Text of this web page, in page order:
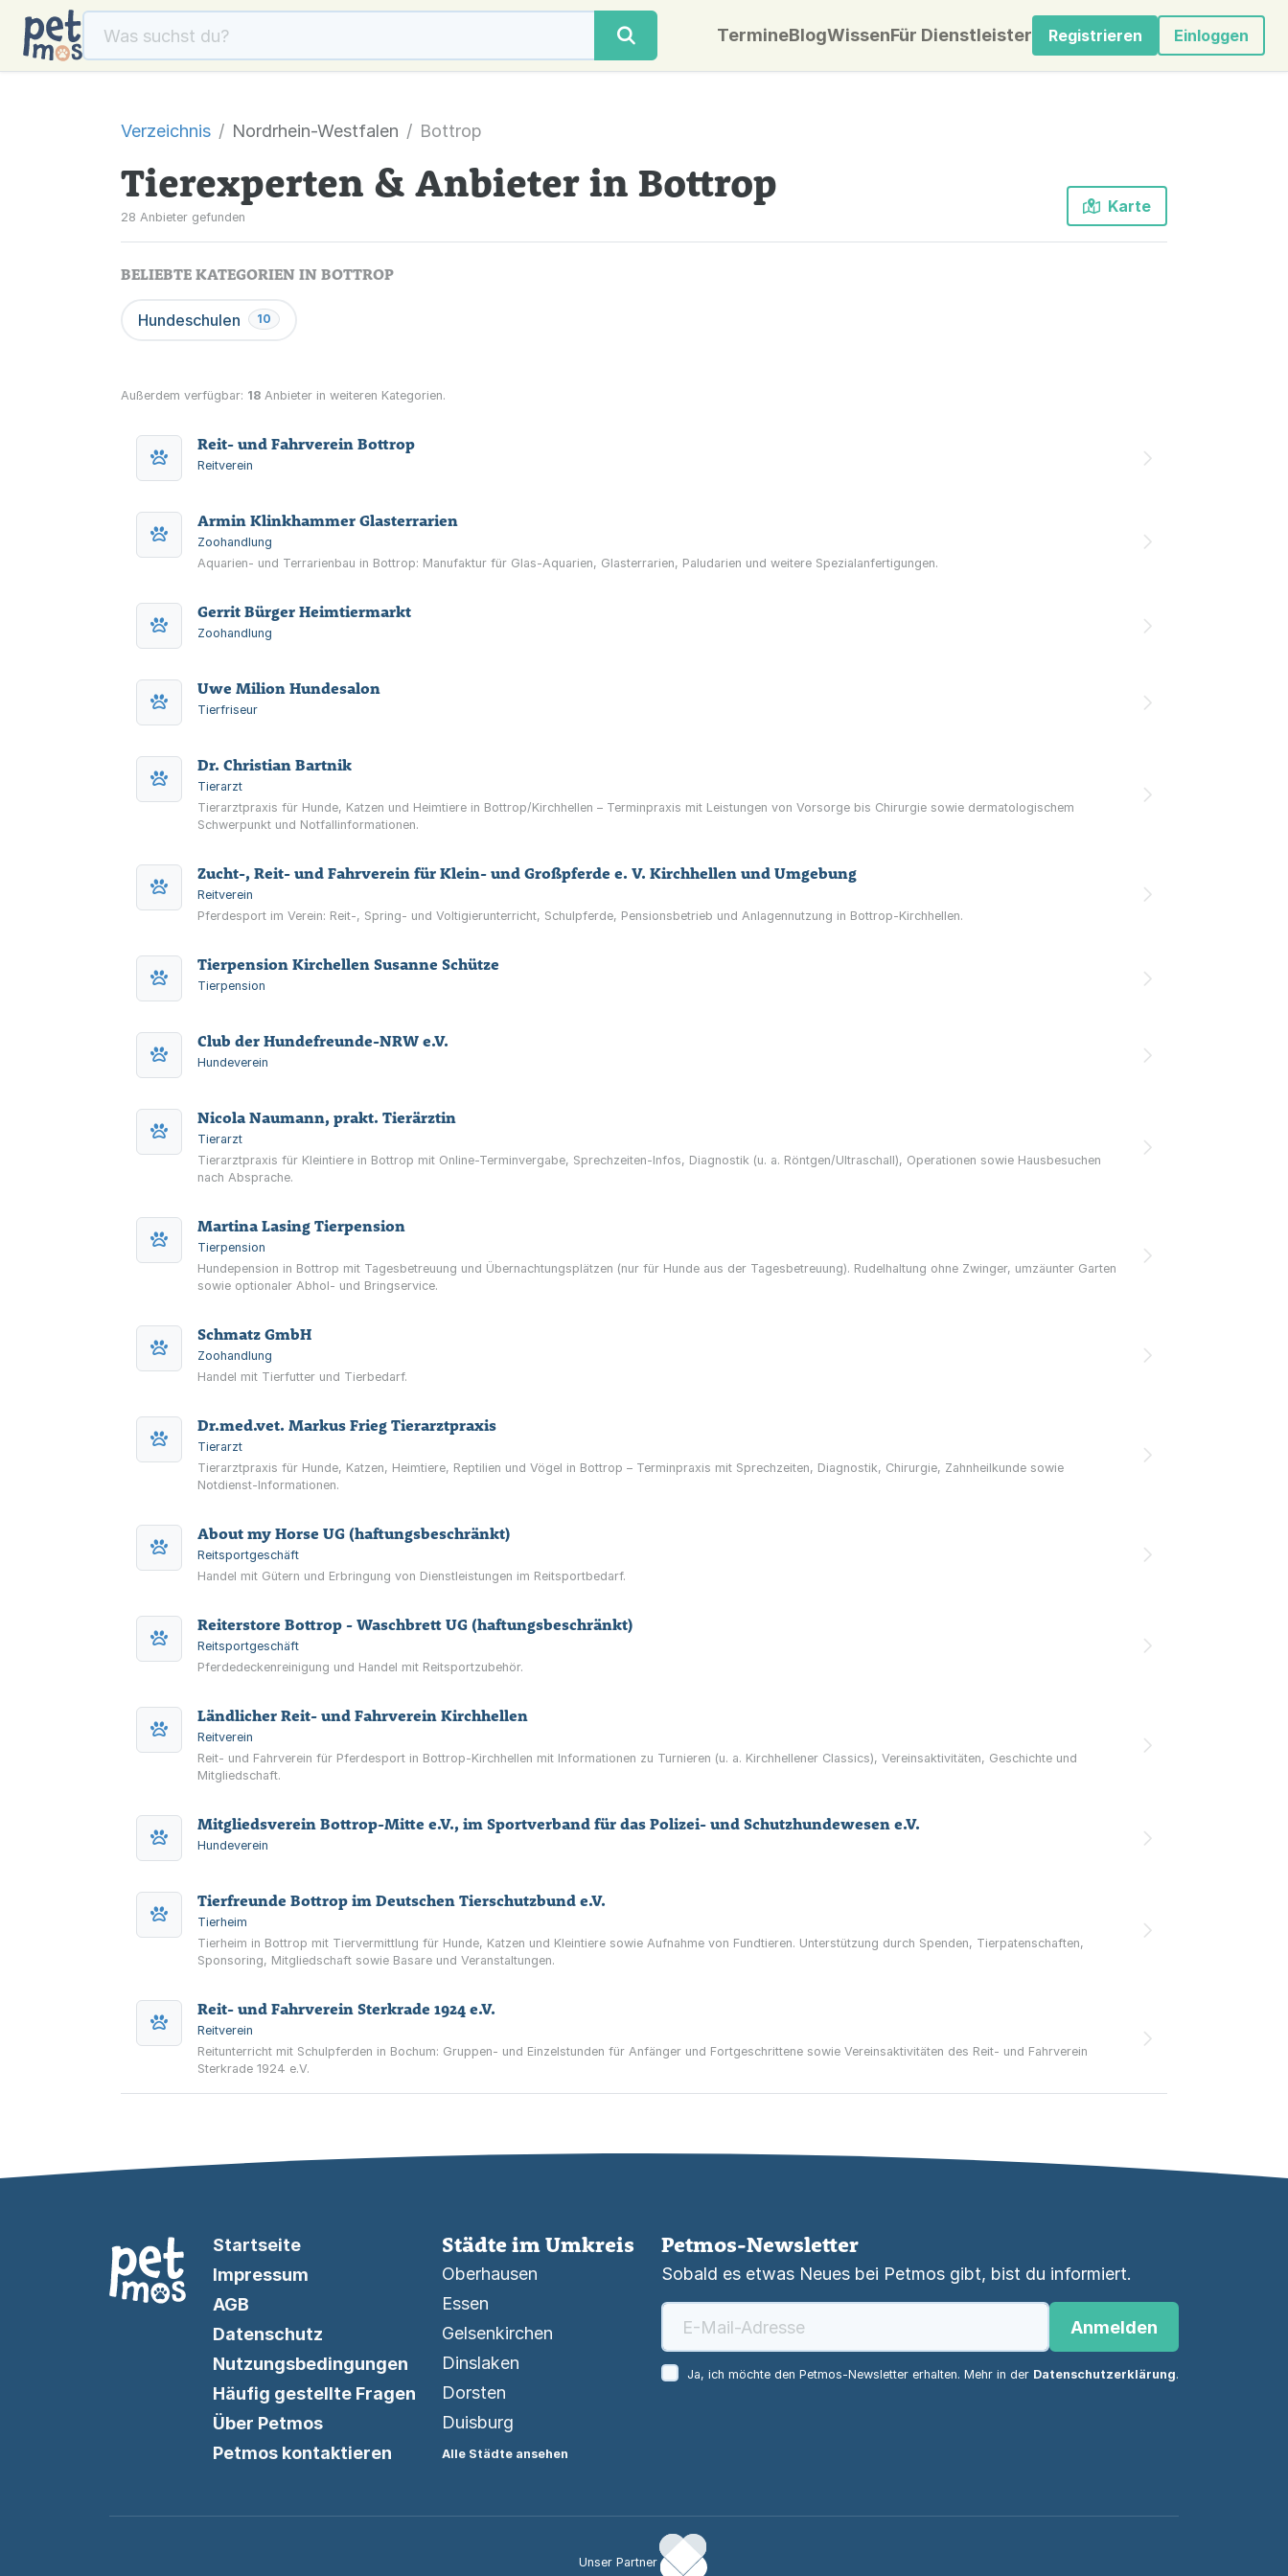
TermineBlogWissenFür Dienstleister Registrieren Einloggen
Verzeichnis Nordrhein-Westfalen Bottrop
Tierexperten & Anbieter in Bottrop
28 Anbieter gefunden
Karte
BELIEBTE KATEGORIEN IN BOTTROP
Hundeschulen 10
Außerdem verfügbar: 18 Anbieter in weiteren Kategorien.
Reit- und Fahrverein Bottrop
Reitverein
Armin Klinkhammer Glasterrarien
Zoohandlung
Aquarien- und Terrarienbau in Bottrop: Manufaktur für Glas-Aquarien, Glasterrarien, Paludarien und weitere Spezialanfertigungen.
Gerrit Bürger Heimtiermarkt
Zoohandlung
Uwe Milion Hundesalon
Tierfriseur
Dr. Christian Bartnik
Tierarzt
Tierarztpraxis für Hunde, Katzen und Heimtiere in Bottrop/Kirchhellen – Terminpraxis mit Leistungen von Vorsorge bis Chirurgie sowie dermatologischem
Schwerpunkt und Notfallinformationen.
Zucht-, Reit- und Fahrverein für Klein- und Großpferde e. V. Kirchhellen und Umgebung
Reitverein
Pferdesport im Verein: Reit-, Spring- und Voltigierunterricht, Schulpferde, Pensionsbetrieb und Anlagennutzung in Bottrop-Kirchhellen.
Tierpension Kirchellen Susanne Schütze
Tierpension
Club der Hundefreunde-NRW e.V.
Hundeverein
Nicola Naumann, prakt. Tierärztin
Tierarzt
Tierarztpraxis für Kleintiere in Bottrop mit Online-Terminvergabe, Sprechzeiten-Infos, Diagnostik (u. a. Röntgen/Ultraschall), Operationen sowie Hausbesuchen
nach Absprache.
Martina Lasing Tierpension
Tierpension
Hundepension in Bottrop mit Tagesbetreuung und Übernachtungsplätzen (nur für Hunde aus der Tagesbetreuung). Rudelhaltung ohne Zwinger, umzäunter Garten
sowie optionaler Abhol- und Bringservice.
Schmatz GmbH
Zoohandlung
Handel mit Tierfutter und Tierbedarf.
Dr.med.vet. Markus Frieg Tierarztpraxis
Tierarzt
Tierarztpraxis für Hunde, Katzen, Heimtiere, Reptilien und Vögel in Bottrop – Terminpraxis mit Sprechzeiten, Diagnostik, Chirurgie, Zahnheilkunde sowie
Notdienst-Informationen.
About my Horse UG (haftungsbeschränkt)
Reitsportgeschäft
Handel mit Gütern und Erbringung von Dienstleistungen im Reitsportbedarf.
Reiterstore Bottrop - Waschbrett UG (haftungsbeschränkt)
Reitsportgeschäft
Pferdedeckenreinigung und Handel mit Reitsportzubehör.
Ländlicher Reit- und Fahrverein Kirchhellen
Reitverein
Reit- und Fahrverein für Pferdesport in Bottrop-Kirchhellen mit Informationen zu Turnieren (u. a. Kirchhellener Classics), Vereinsaktivitäten, Geschichte und
Mitgliedschaft.
Mitgliedsverein Bottrop-Mitte e.V., im Sportverband für das Polizei- und Schutzhundewesen e.V.
Hundeverein
Tierfreunde Bottrop im Deutschen Tierschutzbund e.V.
Tierheim
Tierheim in Bottrop mit Tiervermittlung für Hunde, Katzen und Kleintiere sowie Aufnahme von Fundtieren. Unterstützung durch Spenden, Tierpatenschaften,
Sponsoring, Mitgliedschaft sowie Basare und Veranstaltungen.
Reit- und Fahrverein Sterkrade 1924 e.V.
Reitverein
Reitunterricht mit Schulpferden in Bochum: Gruppen- und Einzelstunden für Anfänger und Fortgeschrittene sowie Vereinsaktivitäten des Reit- und Fahrverein
Sterkrade 1924 e.V.
Startseite
Impressum
AGB
Datenschutz
Nutzungsbedingungen
Häufig gestellte Fragen
Über Petmos
Petmos kontaktieren
Städte im Umkreis
Oberhausen
Essen
Gelsenkirchen
Dinslaken
Dorsten
Duisburg
Alle Städte ansehen
Petmos-Newsletter
Sobald es etwas Neues bei Petmos gibt, bist du informiert.
Anmelden
Ja, ich möchte den Petmos-Newsletter erhalten. Mehr in der Datenschutzerklärung.
Unser Partner